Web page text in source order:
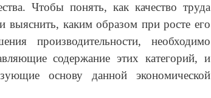
Чтобы понять, как качество труда
выяснить, каким образом при росте его
производительности, необходимо
содержание этих категорий, и
основу данной экономической